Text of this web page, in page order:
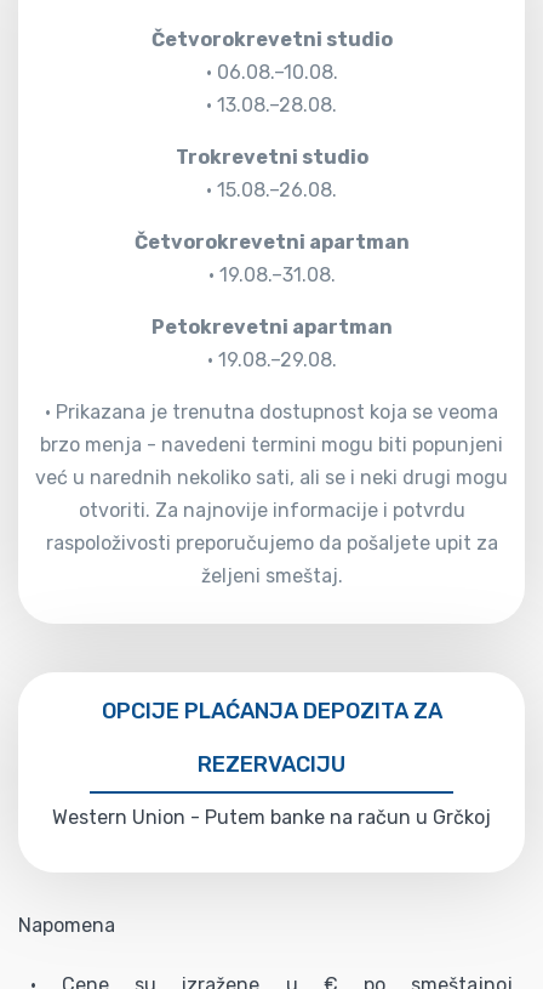
Četvorokrevetni studio
• 06.08.–10.08.
• 13.08.–28.08.
Trokrevetni studio
• 15.08.–26.08.
Četvorokrevetni apartman
• 19.08.–31.08.
Petokrevetni apartman
• 19.08.–29.08.
• Prikazana je trenutna dostupnost koja se veoma
brzo menja - navedeni termini mogu biti popunjeni
već u narednih nekoliko sati, ali se i neki drugi mogu
otvoriti. Za najnovije informacije i potvrdu
raspoloživosti preporučujemo da pošaljete upit za
željeni smeštaj.
OPCIJE PLAĆANJA DEPOZITA ZA
REZERVACIJU
Western Union - Putem banke na račun u Grčkoj
Napomena